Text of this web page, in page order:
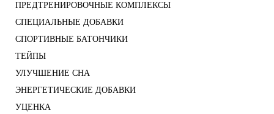
ПРЕДТРЕНИРОВОЧНЫЕ КОМПЛЕКСЫ
СПЕЦИАЛЬНЫЕ ДОБАВКИ
СПОРТИВНЫЕ БАТОНЧИКИ
ТЕЙПЫ
УЛУЧШЕНИЕ СНА
ЭНЕРГЕТИЧЕСКИЕ ДОБАВКИ
УЦЕНКА